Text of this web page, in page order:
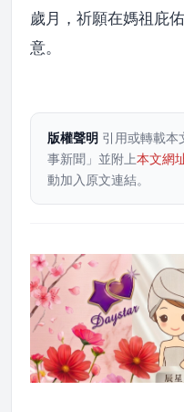
歲月，祈願在媽祖庇
意。
版權聲明 引用或轉載本
事新聞」並附上本文網
動加入原文連結。